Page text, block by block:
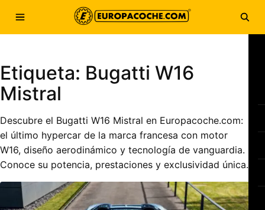
Saltar al contenido
Abrir menú
Etiqueta: Bugatti W16
Mistral
Descubre el Bugatti W16 Mistral en Europacoche.com:
el último hypercar de la marca francesa con motor
W16, diseño aerodinámico y tecnología de vanguardia.
Conoce su potencia, prestaciones y exclusividad única.